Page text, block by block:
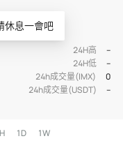
24H高
--
24H低
--
24h成交量(IMX)
0
24h成交量(USDT)
--
1D 1W
休息一會吧